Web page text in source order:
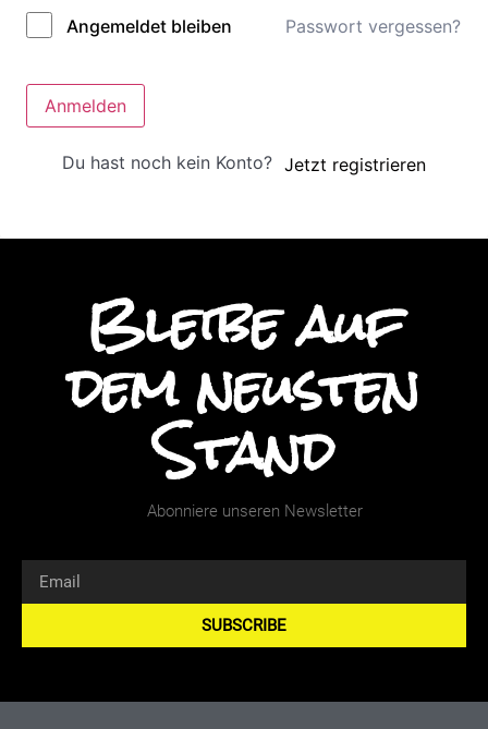
Alternative:
Angemeldet bleiben Passwort vergessen?
Anmelden
Du hast noch kein Konto? Jetzt registrieren
Bleibe auf
dem neusten
Stand
Abonniere unseren Newsletter
SUBSCRIBE